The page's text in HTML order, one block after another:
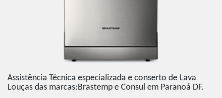
Assistência Técnica especializada e conserto de Lava
Louças das marcas:Brastemp e Consul em Paranoá DF.